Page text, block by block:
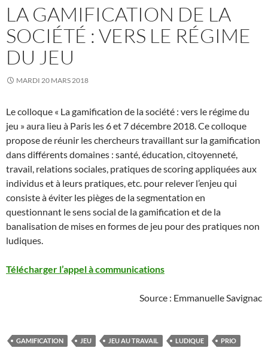
LA GAMIFICATION DE LA
SOCIÉTÉ : VERS LE RÉGIME
DU JEU
MARDI 20 MARS 2018
Le colloque « La gamification de la société : vers le régime du
jeu » aura lieu à Paris les 6 et 7 décembre 2018. Ce colloque
propose de réunir les chercheurs travaillant sur la gamification
dans différents domaines : santé, éducation, citoyenneté,
travail, relations sociales, pratiques de scoring appliquées aux
individus et à leurs pratiques, etc. pour relever l’enjeu qui
consiste à éviter les pièges de la segmentation en
questionnant le sens social de la gamification et de la
banalisation de mises en formes de jeu pour des pratiques non
ludiques.
Télécharger l’appel à communications
Source : Emmanuelle Savignac
GAMIFICATION JEU JEU AU TRAVAIL LUDIQUE PRIO